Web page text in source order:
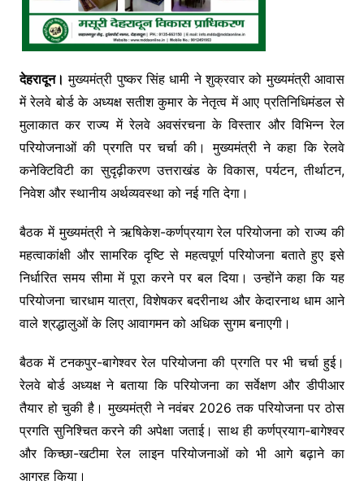
देहरादून। मुख्यमंत्री पुष्कर सिंह धामी ने शुक्रवार को मुख्यमंत्री आवास
में रेलवे बोर्ड के अध्यक्ष सतीश कुमार के नेतृत्व में आए प्रतिनिधिमंडल से
मुलाकात कर राज्य में रेलवे अवसंरचना के विस्तार और विभिन्न रेल
परियोजनाओं की प्रगति पर चर्चा की। मुख्यमंत्री ने कहा कि रेलवे
कनेक्टिविटी का सुदृढ़ीकरण उत्तराखंड के विकास, पर्यटन, तीर्थाटन,
निवेश और स्थानीय अर्थव्यवस्था को नई गति देगा।
बैठक में मुख्यमंत्री ने ऋषिकेश-कर्णप्रयाग रेल परियोजना को राज्य की
महत्वाकांक्षी और सामरिक दृष्टि से महत्वपूर्ण परियोजना बताते हुए इसे
निर्धारित समय सीमा में पूरा करने पर बल दिया। उन्होंने कहा कि यह
परियोजना चारधाम यात्रा, विशेषकर बदरीनाथ और केदारनाथ धाम आने
वाले श्रद्धालुओं के लिए आवागमन को अधिक सुगम बनाएगी।
बैठक में टनकपुर-बागेश्वर रेल परियोजना की प्रगति पर भी चर्चा हुई।
रेलवे बोर्ड अध्यक्ष ने बताया कि परियोजना का सर्वेक्षण और डीपीआर
तैयार हो चुकी है। मुख्यमंत्री ने नवंबर 2026 तक परियोजना पर ठोस
प्रगति सुनिश्चित करने की अपेक्षा जताई। साथ ही कर्णप्रयाग-बागेश्वर
और किच्छा-खटीमा रेल लाइन परियोजनाओं को भी आगे बढ़ाने का
आग्रह किया।